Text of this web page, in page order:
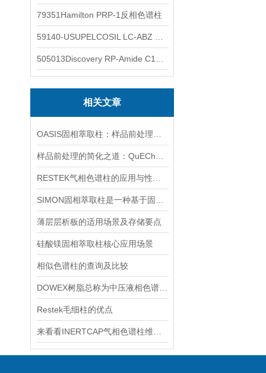
79351Hamilton PRP-1反相色谱柱
相关文章
薄层层析板的适用场景及存储要点
硅酸镁固相萃取柱核心应用场景
相似色谱柱的查询及比较
Restek毛细柱的优点